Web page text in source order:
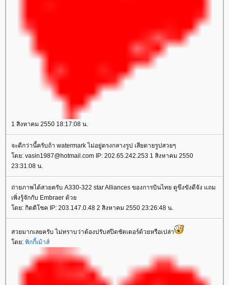
1 สิงหาคม 2550 18:17:08 น.
จะดีกว่านี้ครับถ้า watermark ไม่อยู่ตรงกลางรูป เสียดายรูปสวยๆ
ดย: vasin1987@hotmail.com IP: 202.65.242.253 1 สิงหาคม 2550
23:31:08 น.
ถ่ายภาพได้สวยครับ A330-322 star Alliances ของการบินไทย ดูขึงขังดีจัง แถม
เพิ่งรู้จักกับ Embraer ด้ว
ดย: กิตติโชค IP: 203.147.0.48 2 สิงหาคม 2550 23:26:48 น.
สวยมากเลยครับ ไม่ทราบว่าต้องปรับสปีดชัตเตอร์ด้วยหรือเปล่า
ดย: พิกกี้เม้าส์